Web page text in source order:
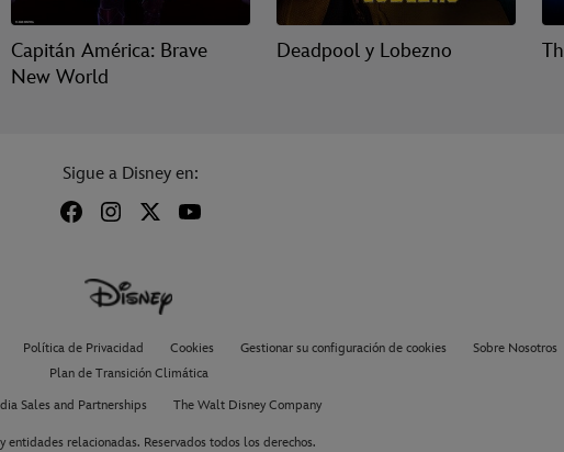
Capitán América: Brave
New World
Deadpool y Lobezno
Sigue a Disney en:
Política de Privacidad Cookies Gestionar su configuración de cookies Sobre Nosotros
Plan de Transición Climática
Sales and Partnerships
The Walt Disney Company
entidades relacionadas. Reservados todos los derechos.